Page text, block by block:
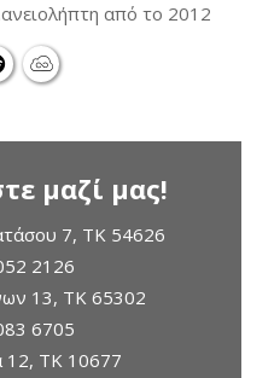
από το 2012
μαζί μας!
7, TK 54626
2126
13, ΤΚ 65302
6705
12, ΤΚ 10677